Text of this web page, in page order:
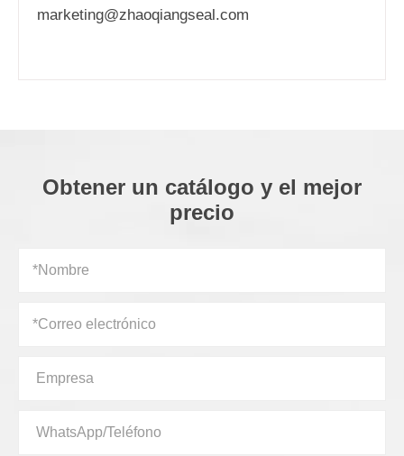
marketing@zhaoqiangseal.com
Obtener un catálogo y el mejor
precio